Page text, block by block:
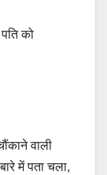
को
वाली
में पता चला,